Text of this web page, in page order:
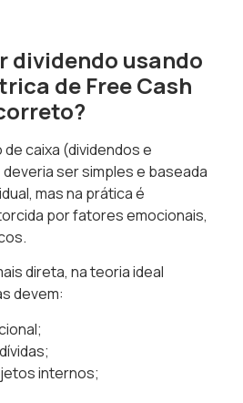
dividendo usando
de Free Cash
caixa (dividendos e
ser simples e baseada
mas na prática é
por fatores emocionais,
direta, na teoria ideal
devem:
internos;